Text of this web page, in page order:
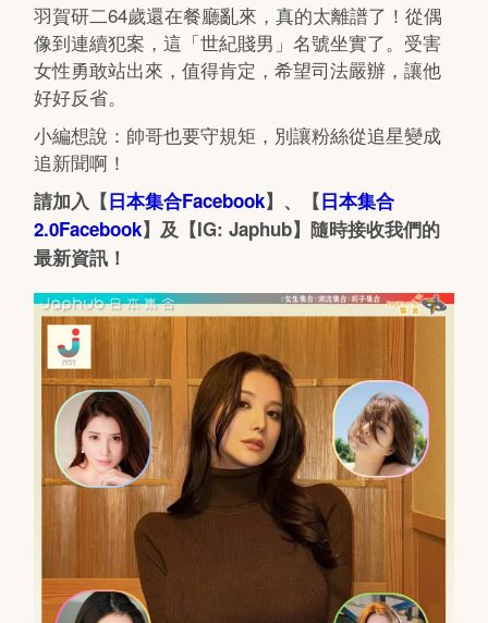
羽賀研二64歲還在餐廳亂來，真的太離譜了！從偶
像到連續犯案，這「世紀賤男」名號坐實了。受害
女性勇敢站出來，值得肯定，希望司法嚴辦，讓他
好好反省。
小編想說：帥哥也要守規矩，別讓粉絲從追星變成
追新聞啊！
請加入【日本集合Facebook】、【日本集合
2.0Facebook】及【IG: Japhub】隨時接收我們的
最新資訊！